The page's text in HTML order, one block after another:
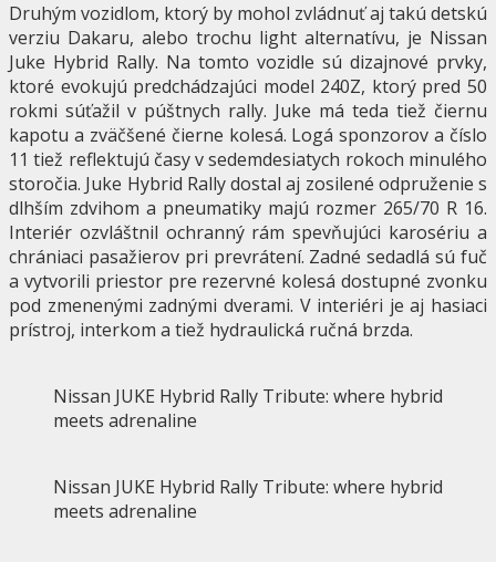
Druhým vozidlom, ktorý by mohol zvládnuť aj takú detskú
verziu Dakaru, alebo trochu light alternatívu, je Nissan
Juke Hybrid Rally. Na tomto vozidle sú dizajnové prvky,
ktoré evokujú predchádzajúci model 240Z, ktorý pred 50
rokmi súťažil v púštnych rally. Juke má teda tiež čiernu
kapotu a zväčšené čierne kolesá. Logá sponzorov a číslo
11 tiež reflektujú časy v sedemdesiatych rokoch minulého
storočia. Juke Hybrid Rally dostal aj zosilené odpruženie s
dlhším zdvihom a pneumatiky majú rozmer 265/70 R 16.
Interiér ozvláštnil ochranný rám spevňujúci karosériu a
chrániaci pasažierov pri prevrátení. Zadné sedadlá sú fuč
a vytvorili priestor pre rezervné kolesá dostupné zvonku
pod zmenenými zadnými dverami. V interiéri je aj hasiaci
prístroj, interkom a tiež hydraulická ručná brzda.
Nissan JUKE Hybrid Rally Tribute: where hybrid
meets adrenaline
Nissan JUKE Hybrid Rally Tribute: where hybrid
meets adrenaline